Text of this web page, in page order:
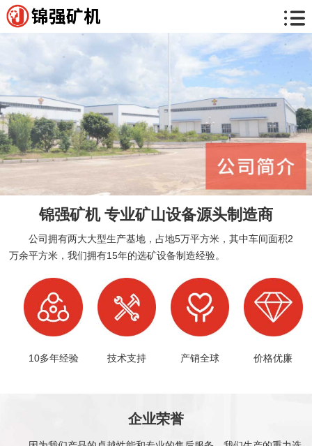
锦强矿机 专业矿山设备源头制造商
公司拥有两大大型生产基地，占地5万平方米，其中车间面积2
万余平方米，我们拥有15年的选矿设备制造经验。
10多年经验 技术支持 产销全球 价格优廉
企业荣誉